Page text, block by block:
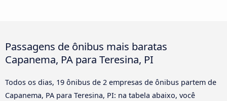
Passagens de ônibus mais baratas
Capanema, PA para Teresina, PI
Todos os dias, 19 ônibus de 2 empresas de ônibus partem de
Capanema, PA para Teresina, PI: na tabela abaixo, você